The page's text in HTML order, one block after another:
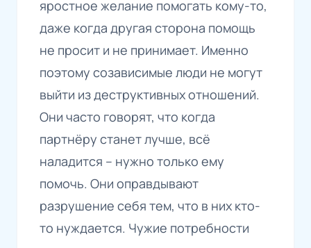
яростное желание помогать кому-то,
даже когда другая сторона помощь
не просит и не принимает. Именно
поэтому созависимые люди не могут
выйти из деструктивных отношений.
Они часто говорят, что когда
партнёру станет лучше, всё
наладится – нужно только ему
помочь. Они оправдывают
разрушение себя тем, что в них кто-
то нуждается. Чужие потребности